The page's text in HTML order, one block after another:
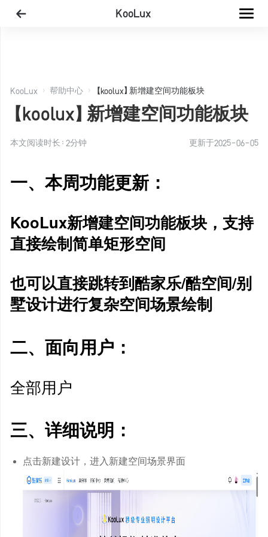
KooLux
KooLux 帮助中心 【koolux】新增建空间功能板块
【koolux】新增建空间功能板块
本文阅读时长： 2分钟 更新于2025-06-05
一、本周功能更新：
KooLux新增建空间功能板块，支持
直接绘制简单矩形空间
也可以直接跳转到酷家乐/酷空间/别
墅设计进行复杂空间场景绘制
二、面向用户：
全部用户
三、详细说明：
点击新建设计，进入新建空间场景界面